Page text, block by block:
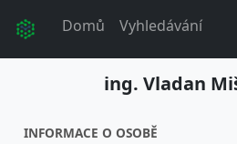
Domů Vyhledávání
ing. Vladan
INFORMACE O OSOBĚ